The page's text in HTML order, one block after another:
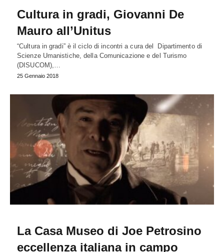
Cultura in gradi, Giovanni De
Mauro all’Unitus
“Cultura in gradi” è il ciclo di incontri a cura del Dipartimento di
Scienze Umanistiche, della Comunicazione e del Turismo
(DISUCOM),…
25 Gennaio 2018
La Casa Museo di Joe Petrosino
eccellenza italiana in campo